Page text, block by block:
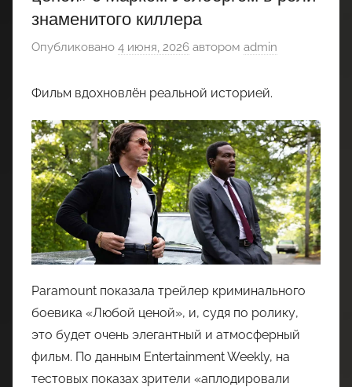
знаменитого киллера
Опубликовано 4 июня, 2026 автором admin
Фильм вдохновлён реальной историей.
Paramount показала трейлер криминального
боевика «Любой ценой», и, судя по ролику,
это будет очень элегантный и атмосферный
фильм. По данным Entertainment Weekly, на
тестовых показах зрители «аплодировали